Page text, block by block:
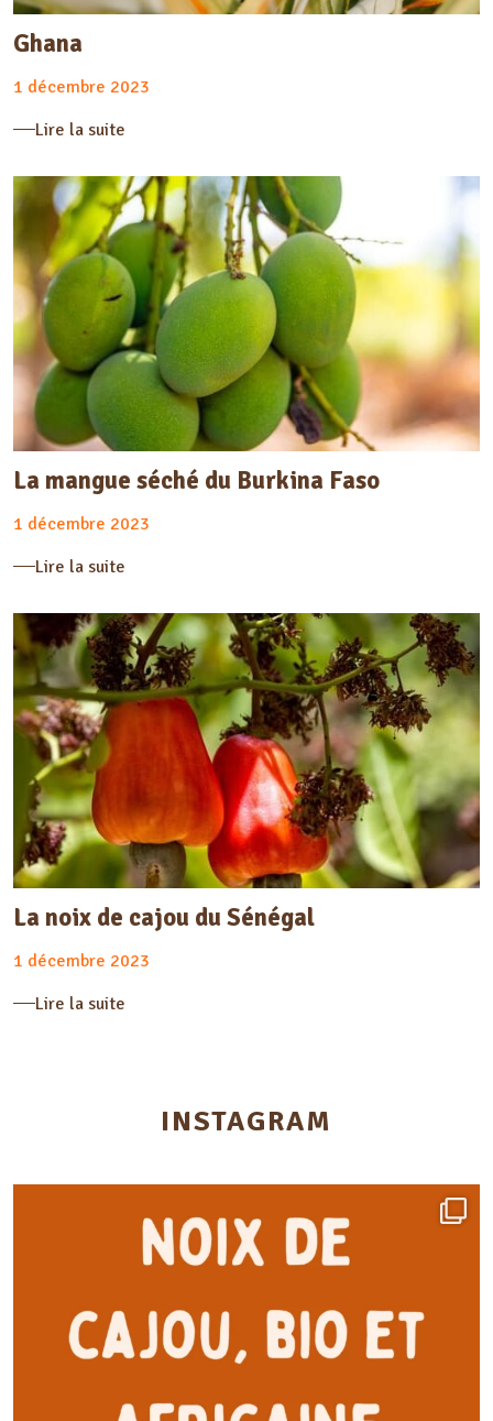
Ghana
1 décembre 2023
Lire la suite
La mangue séché du Burkina Faso
1 décembre 2023
Lire la suite
La noix de cajou du Sénégal
1 décembre 2023
Lire la suite
INSTAGRAM